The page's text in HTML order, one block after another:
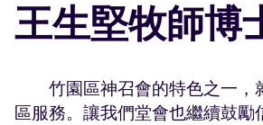
王生堅牧師博
竹園區神召會的特色之一，
區服務。讓我們堂會也繼續鼓勵